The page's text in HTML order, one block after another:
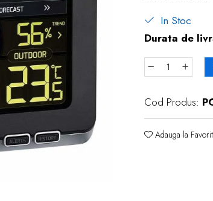
In Stoc
Durata de
Cod Produs:
Adauga la